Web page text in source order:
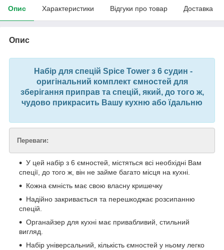
Опис Характеристики Відгуки про товар Доставка
Опис
Набір для спецій Spice Tower з 6 судин -
оригінальний комплект ємностей для
зберігання приправ та спецій, який, до того ж,
чудово прикрасить Вашу кухню або їдальню
Переваги:
У цей набір з 6 ємностей, містяться всі необхідні Вам
спеції, до того ж, він не займе багато місця на кухні.
Кожна ємність має свою власну кришечку
Надійно закривається та перешкоджає розсипанню
спецій.
Органайзер для кухні має привабливий, стильний
вигляд.
Набір універсальний, кількість ємностей у ньому легко